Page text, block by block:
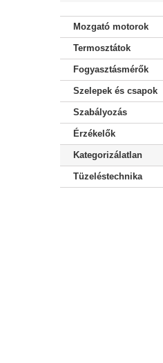
Mozgató motorok
Termosztátok
Fogyasztásmérők
Szelepek és csapok
Szabályozás
Érzékelők
Kategorizálatlan
Tüzeléstechnika